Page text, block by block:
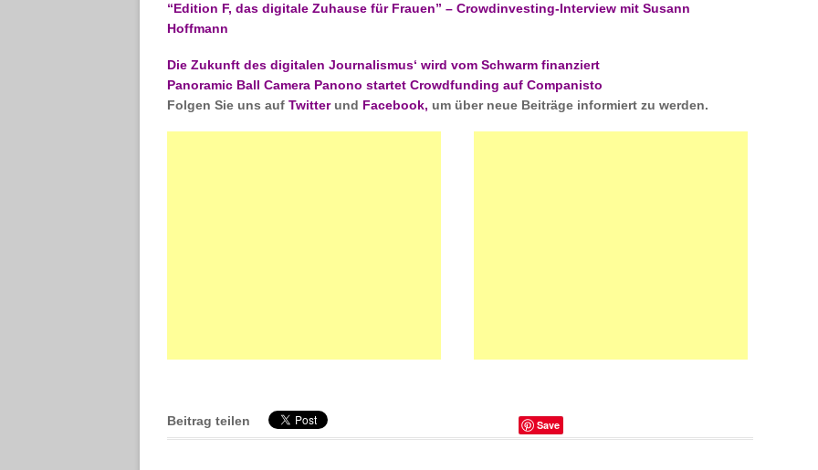
“Edition F, das digitale Zuhause für Frauen” – Crowdinvesting-Interview mit Susann
Hoffmann
Die Zukunft des digitalen Journalismus‘ wird vom Schwarm finanziert
Panoramic Ball Camera Panono startet Crowdfunding auf Companisto
Folgen Sie uns auf Twitter und Facebook, um über neue Beiträge informiert zu werden.
Beitrag teilen Save